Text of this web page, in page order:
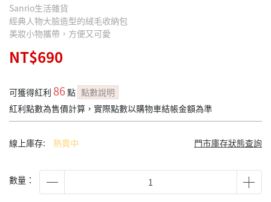
Sanrio生活雜貨
經典人物大臉造型的絨毛收納包
美妝小物攜帶，方便又可愛
NT$690
可獲得紅利 86點 點數說明
紅利點數為售價計算，實際點數以購物車結帳金額為準
線上庫存: 熱賣中 門市庫存狀態查詢
數量：